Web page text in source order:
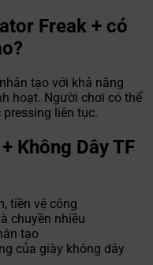
Freak + có
tạo với khả năng
hoạt. Người chơi có thể
liên tục.
Không Dây TF
tiền vệ công
chuyền nhiều
tạo
của giày không dây